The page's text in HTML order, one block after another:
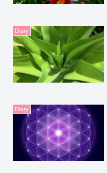
Diary
Diary